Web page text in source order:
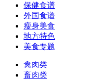
保健食谱
外国食谱
瘦身美食
地方特色
美食专题
禽肉类
畜肉类